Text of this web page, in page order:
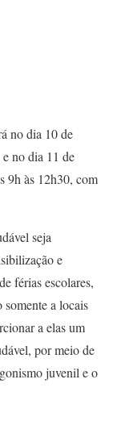
no dia 10 de
no dia 11 de
9h às 12h30, com
seja
e
férias escolares,
somente a locais
a elas um
por meio de
juvenil e o